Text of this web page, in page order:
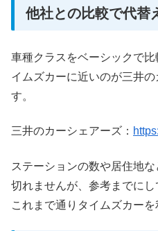
他社との比較で代替
車種クラスをベーシックで
イムズカーに近いのが三井
す。
三井のカーシェアーズ：
ステーションの数や居住地
切れませんが、参考までにし
これまで通りタイムズカーを